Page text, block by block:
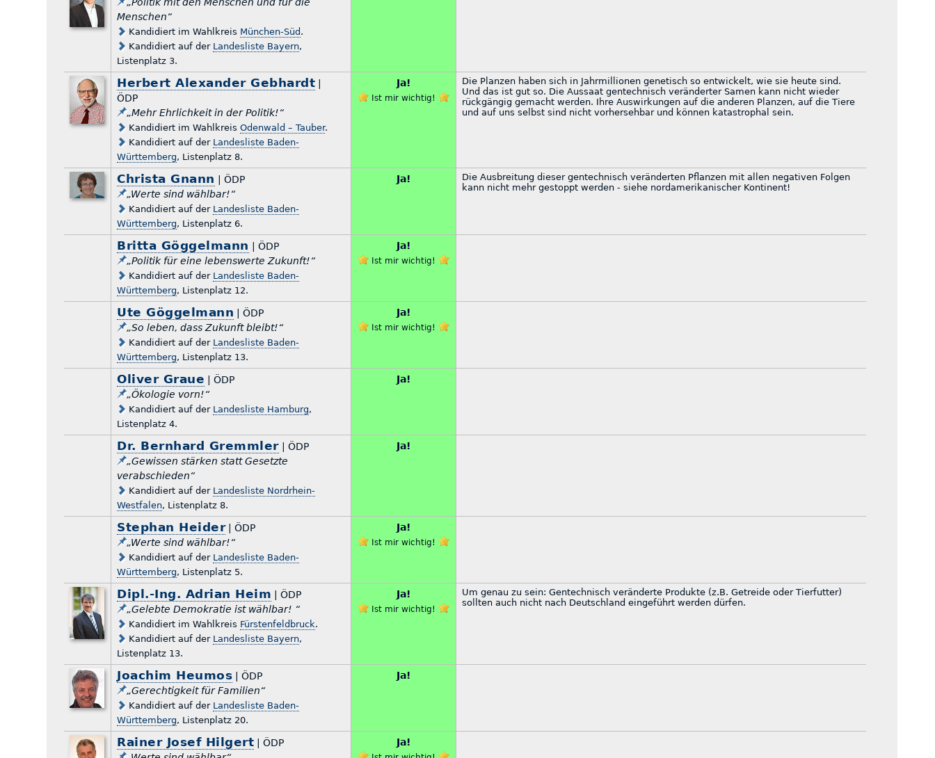
Menschen“
Kandidiert im Wahlkreis München-Süd .
Kandidiert auf der Landesliste Bayern,
Listenplatz 3.
Herbert Alexander Gebhardt
ÖDP
„Mehr Ehrlichkeit in der Politik!“
Kandidiert im WahlkreisOdenwald – Tauber.
Kandidiert auf der Landesliste Baden-
Württemberg, Listenplatz 8.
Ja!
Ist mir wichtig!
Die Planzen haben sich in Jahrmillionen genetisch so entwickelt, wie sie heute sind.
Und das ist gut so. Die Aussaat gentechnisch veränderter Samen kann nicht wieder
rückgängig gemacht werden. Ihre Auswirkungen auf die anderen Planzen, auf die Tiere
und auf uns selbst sind nicht vorhersehbar und können katastrophal sein.
Christa Gnann
| ÖDP
„Werte sind wählbar!“
Kandidiert auf der Landesliste Baden-
Württemberg, Listenplatz 6.
Ja!
Die Ausbreitung dieser gentechnisch veränderten Pflanzen mit allen negativen Folgen
kann nicht mehr gestoppt werden - siehe nordamerikanischer Kontinent!
Britta Göggelmann
| ÖDP
„Politik für eine lebenswerte Zukunft!“
Kandidiert auf der Landesliste Baden-
Württemberg, Listenplatz 12.
Ja!
Ist mir wichtig!
Ute Göggelmann | ÖDP
„So leben, dass Zukunft bleibt!“
Kandidiert auf der Landesliste Baden-
Württemberg, Listenplatz 13.
Ja!
Ist mir wichtig!
Oliver Graue | ÖDP
„Ökologie vorn!“
Kandidiert auf der Landesliste Hamburg,
Listenplatz 4.
Ja!
Dr. Bernhard Gremmler| ÖDP
„Gewissen stärken statt Gesetzte
verabschieden“
Kandidiert auf der Landesliste Nordrhein-
Westfalen, Listenplatz 8.
Ja!
Stephan Heider| ÖDP
„Werte sind wählbar!“
Kandidiert auf der Landesliste Baden-
Württemberg, Listenplatz 5.
Ja!
Ist mir wichtig!
Dipl.-Ing. Adrian Heim | ÖDP
„Gelebte Demokratie ist wählbar! “
Kandidiert im Wahlkreis Fürstenfeldbruck.
Kandidiert auf der Landesliste Bayern,
Listenplatz 13.
Ja!
Ist mir wichtig!
Um genau zu sein: Gentechnisch veränderte Produkte (z.B. Getreide oder Tierfutter)
sollten auch nicht nach Deutschland eingeführt werden dürfen.
Joachim Heumos | ÖDP
„Gerechtigkeit für Familien“
Kandidiert auf der Landesliste Baden-
Württemberg, Listenplatz 20.
Ja!
Rainer Josef Hilgert | ÖDP
Ja!